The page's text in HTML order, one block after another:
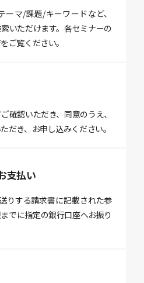
マ/課題/キーワードなど、
いただけます。各セミナーの
ご覧ください。
確認いただき、同意のうえ、
だき、お申し込みください。
支払い
りする請求書に記載された参
でに指定の銀行口座へお振り